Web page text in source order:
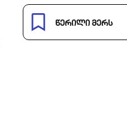
წერილი მერს